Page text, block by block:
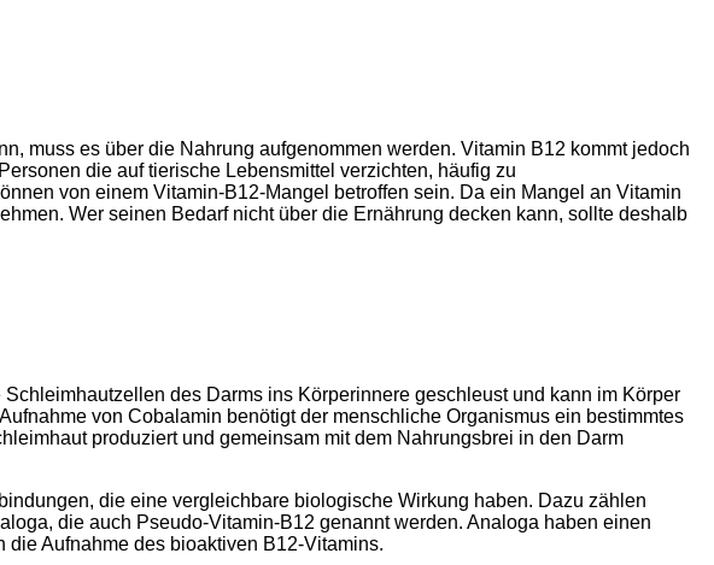
muss es über die Nahrung aufgenommen werden. Vitamin B12 kommt jedoch
die auf tierische Lebensmittel verzichten, häufig zu
von einem Vitamin-B12-Mangel betroffen sein. Da ein Mangel an Vitamin
Wer seinen Bedarf nicht über die Ernährung decken kann, sollte deshalb
des Darms ins Körperinnere geschleust und kann im Körper
von Cobalamin benötigt der menschliche Organismus ein bestimmtes
produziert und gemeinsam mit dem Nahrungsbrei in den Darm
die eine vergleichbare biologische Wirkung haben. Dazu zählen
die auch Pseudo-Vitamin-B12 genannt werden. Analoga haben einen
Aufnahme des bioaktiven B12-Vitamins.